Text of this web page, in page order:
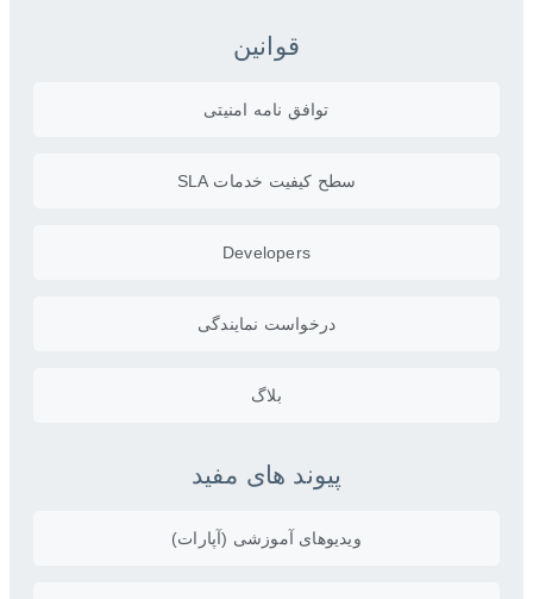
قوانین
توافق نامه امنیتی
سطح کیفیت خدمات SLA
Developers
درخواست نمایندگی
بلاگ
پیوند های مفید
ویدیو‌های آموزشی (آپارات)